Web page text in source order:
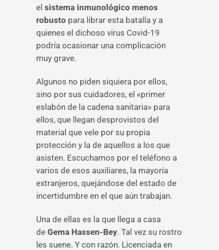
el sistema inmunológico menos
robusto para librar esta batalla y a
quienes el dichoso virus Covid-19
podría ocasionar una complicación
muy grave.
Algunos no piden siquiera por ellos,
sino por sus cuidadores, el «primer
eslabón de la cadena sanitaria» para
ellos, que llegan desprovistos del
material que vele por su propia
protección y la de aquellos a los que
asisten. Escuchamos por el teléfono a
varios de esos auxiliares, la mayoría
extranjeros, quejándose del estado de
incertidumbre en el que aún trabajan.
Una de ellas es la que llega a casa
de Gema Hassen-Bey. Tal vez su rostro
les suene. Y con razón. Licenciada en